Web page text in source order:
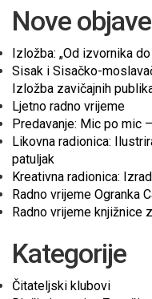
Nove objave
Izložba: „Od izvornika
Sisak i Sisačko-
Izložba zavičajnih
Ljetno radno vrijeme
Predavanje: Mic po mic
Likovna radionica:
patuljak
Kreativna radionica:
Radno vrijeme Ogranka
Radno vrijeme knjižnice
Kategorije
Čitateljski klubovi